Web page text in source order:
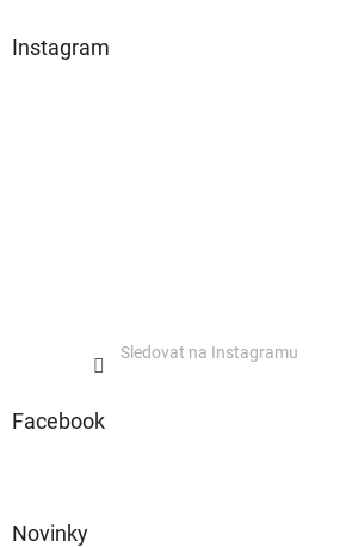
Instagram
Sledovat na Instagramu
Facebook
Novinky